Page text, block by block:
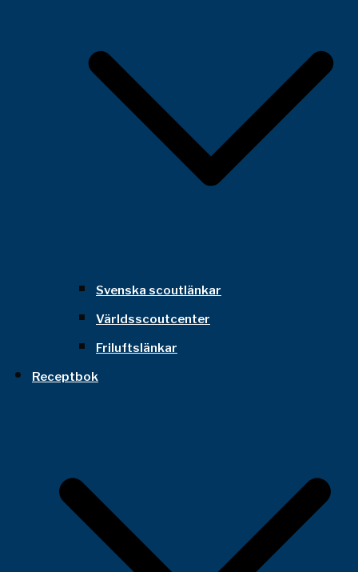
Svenska scoutlänkar
Världsscoutcenter
Friluftslänkar
Receptbok